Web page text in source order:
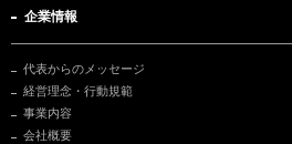
企業情報
代表からのメッセージ
経営理念・行動規範
事業内容
会社概要